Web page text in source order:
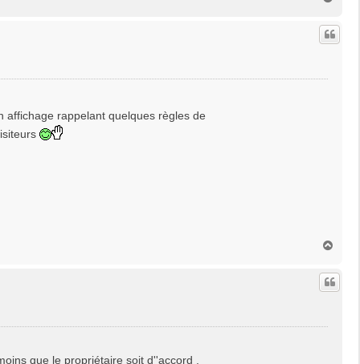
u
affichage rappelant quelques règles de
u
que le propriétaire soit d''accord .